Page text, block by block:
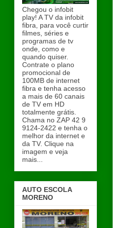
Chegou o infobit
play! A TV da infobit
fibra, para você curtir
filmes, séries e
programas de tv
onde, como e
quando quiser.
Contrate o plano
promocional de
100MB de internet
fibra e tenha acesso
a mais de 60 canais
de TV em HD
totalmente grátis.
Chama no ZAP 42 9
9124-2422 e tenha o
melhor da internet e
da TV. Clique na
imagem e veja
mais...
AUTO ESCOLA
MORENO